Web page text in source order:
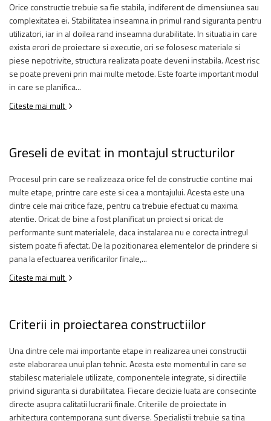
Orice constructie trebuie sa fie stabila, indiferent de dimensiunea sau
complexitatea ei. Stabilitatea inseamna in primul rand siguranta pentru
utilizatori, iar in al doilea rand inseamna durabilitate. In situatia in care
exista erori de proiectare si executie, ori se folosesc materiale si
piese nepotrivite, structura realizata poate deveni instabila. Acest risc
se poate preveni prin mai multe metode. Este foarte important modul
in care se planifica...
Citeste mai mult
Greseli de evitat in montajul structurilor
Procesul prin care se realizeaza orice fel de constructie contine mai
multe etape, printre care este si cea a montajului. Acesta este una
dintre cele mai critice faze, pentru ca trebuie efectuat cu maxima
atentie. Oricat de bine a fost planificat un proiect si oricat de
performante sunt materialele, daca instalarea nu e corecta intregul
sistem poate fi afectat. De la pozitionarea elementelor de prindere si
pana la efectuarea verificarilor finale,...
Citeste mai mult
Criterii in proiectarea constructiilor
Una dintre cele mai importante etape in realizarea unei constructii
este elaborarea unui plan tehnic. Acesta este momentul in care se
stabilesc materialele utilizate, componentele integrate, si directiile
privind siguranta si durabilitatea. Fiecare decizie luata are consecinte
directe asupra calitatii lucrarii finale. Criteriile de proiectate in
arhitectura contemporana sunt diverse. Specialistii trebuie sa tina